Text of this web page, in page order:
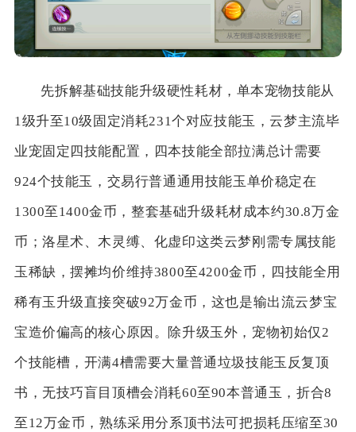
先拆解基础技能升级硬性耗材，单本宠物技能从
1级升至10级固定消耗231个对应技能玉，云梦主流毕
业宠固定四技能配置，四本技能全部拉满总计需要
924个技能玉，交易行普通通用技能玉单价稳定在
1300至1400金币，整套基础升级耗材成本约30.8万金
币；洛星术、木灵缚、化虚印这类云梦刚需专属技能
玉稀缺，摆摊均价维持3800至4200金币，四技能全用
稀有玉升级直接突破92万金币，这也是输出流云梦宝
宝造价偏高的核心原因。除升级玉外，宠物初始仅2
个技能槽，开满4槽需要大量普通垃圾技能玉反复顶
书，无技巧盲目顶槽会消耗60至90本普通玉，折合8
至12万金币，熟练采用分系顶书法可把损耗压缩至30